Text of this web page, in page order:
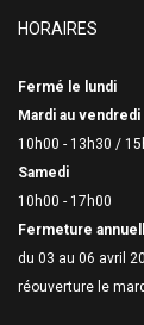
HORAIRES
Fermé le lundi
Mardi au vendredi
10h00 - 13h30 /
Samedi
10h00 - 17h00
Fermeture
du 03 au 06 avril
réouverture le